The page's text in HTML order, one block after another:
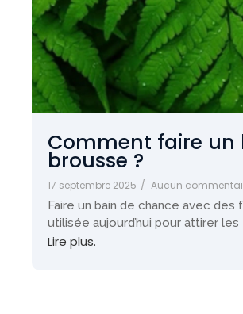
Comment faire un
brousse ?
17 septembre 2025 / Aucun
Faire un bain de chance avec
utilisée aujourd’hui pour attirer
Lire plus.